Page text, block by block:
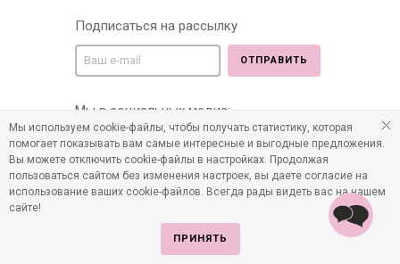
Подписаться на рассылку
ОТПРАВИТЬ
Мы в социальных медиа:
©2011-2026 Все права защищены. Интернет-магазин
Мы используем cookie-файлы, чтобы получать статистику, которая
помогает показывать вам самые интересные и выгодные предложения.
Вы можете отключить cookie-файлы в настройках. Продолжая
пользоваться сайтом без изменения настроек, вы даете согласие на
использование ваших cookie-файлов. Всегда рады видеть вас на нашем
сайте!
ПРИНЯТЬ